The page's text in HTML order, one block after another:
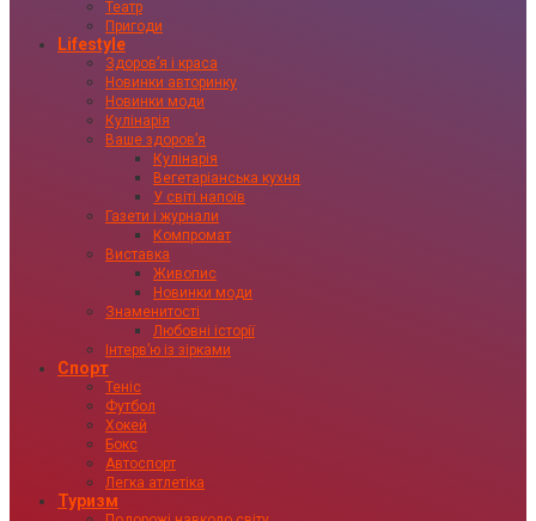
Театр
Пригоди
Lifestyle
Здоровʼя і краса
Новинки авторинку
Новинки моди
Кулінарія
Ваше здоровʼя
Кулінарія
Вегетаріанська кухня
У світі напоїв
Газети і журнали
Компромат
Виставка
Живопис
Новинки моди
Знаменитості
Любовні історії
Інтервʼю із зірками
Спорт
Теніс
Футбол
Хокей
Бокс
Автоспорт
Легка атлетіка
Туризм